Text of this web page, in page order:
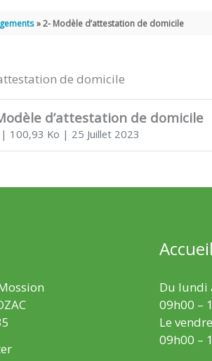
2- Modèle d’attestation de domicile
de domicile
d’attestation de domicile
100,93 Ko | 25 Juillet 2023
Du lundi
09h00 –
Le
09h00 –